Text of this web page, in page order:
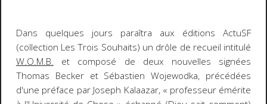
Dans quelques jours paraîtra aux éditions ActuSF
(collection Les Trois Souhaits) un drôle de recueil intitulé
W.O.M.B. et composé de deux nouvelles signées
Thomas Becker et Sébastien Wojewodka, précédées
d'une préface par Joseph Kalaazar, « professeur émérite